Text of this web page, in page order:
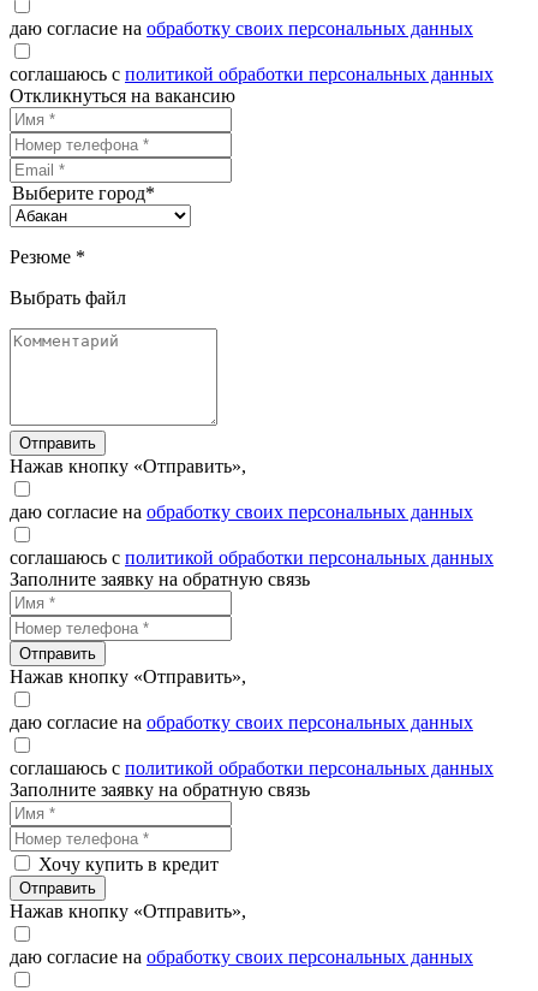
даю согласие на обработку своих персональных данных
соглашаюсь с политикой обработки персональных данных
Откликнуться на вакансию
Выберите город*
Резюме *
Выбрать файл
Отправить
Нажав кнопку «Отправить»,
даю согласие на обработку своих персональных данных
соглашаюсь с политикой обработки персональных данных
Заполните заявку на обратную связь
Отправить
Нажав кнопку «Отправить»,
даю согласие на обработку своих персональных данных
соглашаюсь с политикой обработки персональных данных
Заполните заявку на обратную связь
Хочу купить в кредит
Отправить
Нажав кнопку «Отправить»,
даю согласие на обработку своих персональных данных